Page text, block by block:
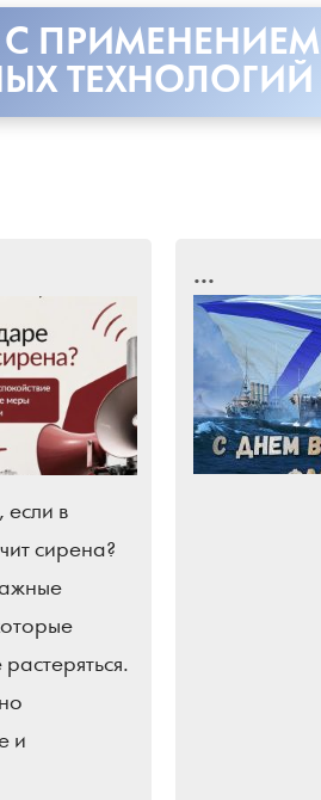
ПРИМЕНЕНИЕМ
ТЕХНОЛОГИЙ
если в
сирена?
и
...